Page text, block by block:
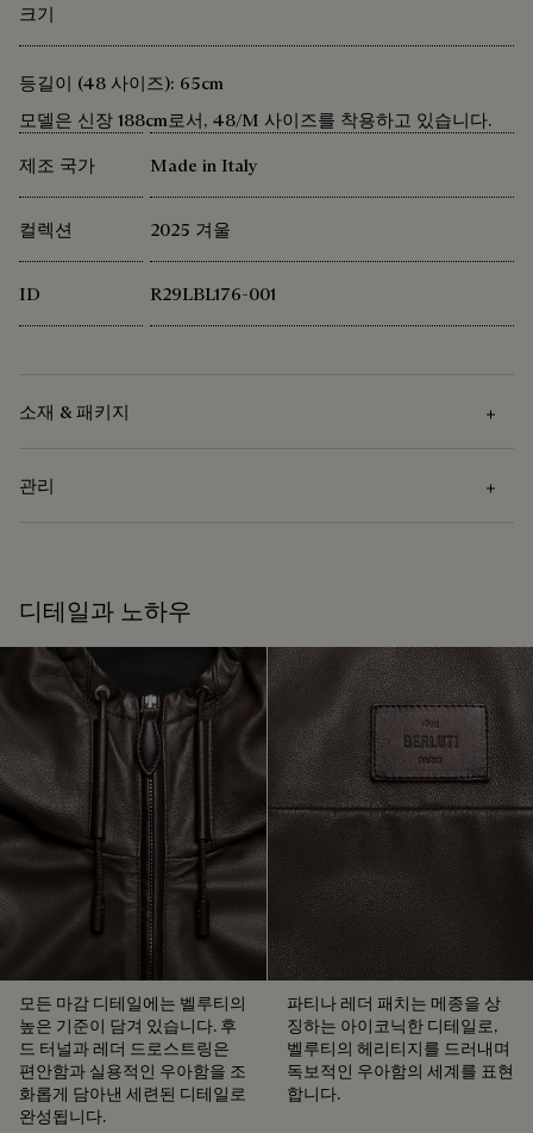
크기
등길이 (48 사이즈): 65cm
모델은 신장 188cm로서, 48/M 사이즈를 착용하고 있습니다.
제조 국가
Made in Italy
컬렉션 2025 겨울
ID R29LBL176-001
소재 & 패키지
램스킨
뒷면
폴리아미드 100%
포켓 백: 폴리에스테르 65%, 코튼 35%
버팔로스킨 지퍼 엣지 디테일
버팔로스킨 지퍼 풀러
카프스킨 디테일
램스킨 로고 택
벨루티는 지속 가능한 소재 사용을 지향합니다. 현재 메종은 엄
격한 기준에 따라 인증된 92% 이상의 소재를 사용 중입니다.
소재의 근원 알아보기
벨루티는 지속 가능한 재활용 소재로 제작된 친환경 패키지 사
용을 우선시하며, 화석 연료를 기반으로 하는 플라스틱 사용은
지양하고 있습니다.
벨루티의 약속 알아보기
관리
반드시 가죽 전문 업체를 통해 드라이 클리닝 하시기 바랍니다.
수선 가능 여부
슈메이커이자 복원 기술의 명장이었던 알레산드로 벨루티
(Alessandro Berluti)의 전통을 이어받은 벨루티는 제품의 가치
를 영원히 지속시키는 복원 기술에 특별한 의미를 부여합니다.
벨루티에서는 모든 슈즈, 레더 컬렉션, 레디 투 웨어를 아우르는
폭넓은 관리 및 복원 서비스를 제공하여 고객님의 소중한 제품
을 오랫동안 아름답게 간직할 수 있도록 최선을 다합니다.
제품의 수명을 늘리는 법
디테일과 노하우
모든 마감 디테일에는 벨루티의
높은 기준이 담겨 있습니다. 후
드 터널과 레더 드로스트링은
편안함과 실용적인 우아함을 조
화롭게 담아낸 세련된 디테일로
완성됩니다.
파티나 레더 패치는 메종을 상
징하는 아이코닉한 디테일로,
벨루티의 헤리티지를 드러내며
독보적인 우아함의 세계를 표현
합니다.